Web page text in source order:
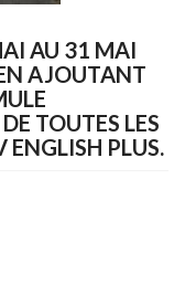
AU 31 MAI
AJOUTANT
TOUTES LES
ENGLISH PLUS.